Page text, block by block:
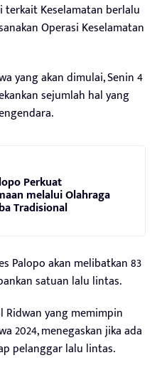
terkait Keselamatan berlalu
Operasi Keselamatan
yang akan dimulai, Senin 4
sejumlah hal yang
Perkuat
melalui Olahraga
Tradisional
Palopo akan melibatkan 83
satuan lalu lintas.
Ridwan yang memimpin
2024, menegaskan jika ada
pelanggar lalu lintas.